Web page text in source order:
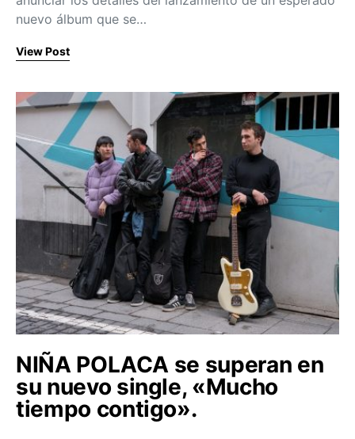
nuevo álbum que se…
View Post
NIÑA POLACA se superan en
su nuevo single, «Mucho
tiempo contigo».